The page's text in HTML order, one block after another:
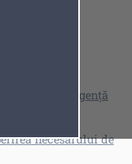
de urgență
necesarului de